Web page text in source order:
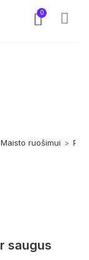
0
Maisto ruošimui >
saugus